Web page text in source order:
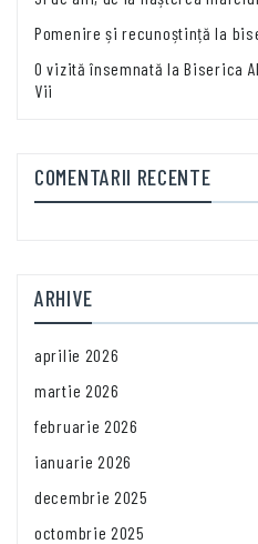
Pomenire și recunoștință la
O vizită însemnată la Biserica
Vii
COMENTARII RECENTE
ARHIVE
aprilie 2026
martie 2026
februarie 2026
ianuarie 2026
decembrie 2025
octombrie 2025